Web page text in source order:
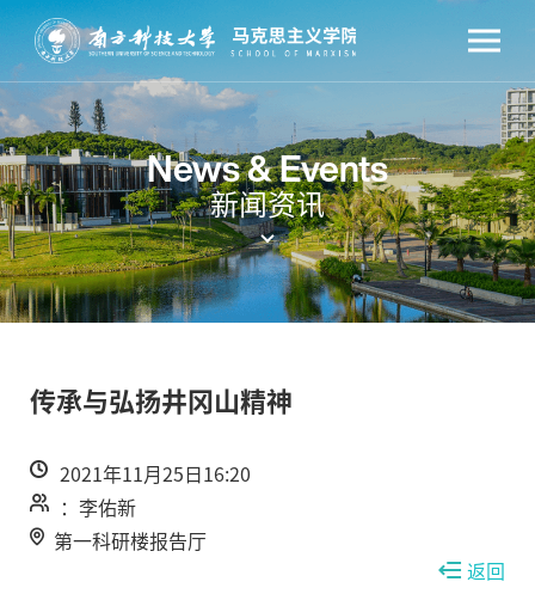
News & Events
新闻资讯
传承与弘扬井冈山精神
2021年11月25日16:20
：李佑新
第一科研楼报告厅
返回